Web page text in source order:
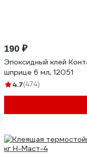
190 ₽
Эпоксидный клей
шприце 6 мл, 12051
4.7(474)